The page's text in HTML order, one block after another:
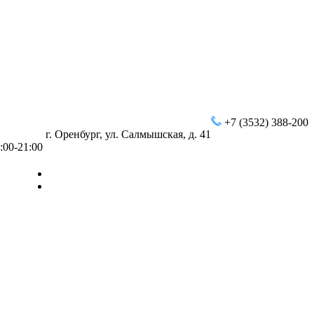
+7 (3532) 388-200
г. Оренбург, ул. Салмышская, д. 41
21:00